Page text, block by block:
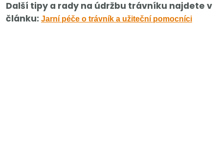
Další tipy a rady na údržbu trávníku najdete v
článku: Jarní péče o trávník a užiteční pomocníci